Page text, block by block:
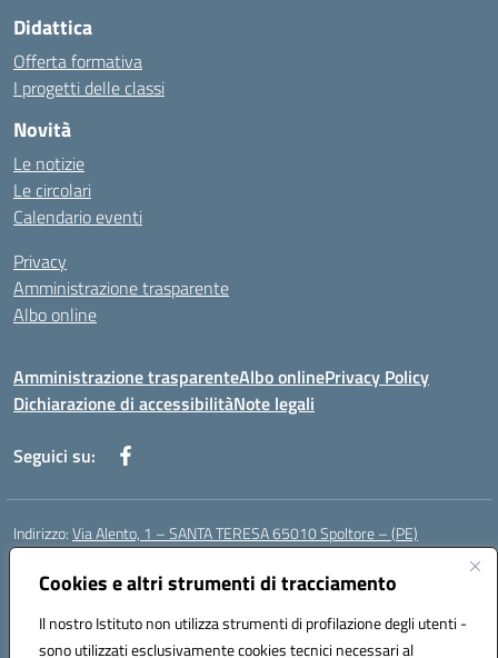
Cookies e altri strumenti di tracciamento
Il nostro Istituto non utilizza strumenti di profilazione degli utenti -
sono utilizzati esclusivamente cookies tecnici necessari al
Didattica
Offerta formativa
I progetti delle classi
Novità
Le notizie
Le circolari
Calendario eventi
Privacy
Amministrazione trasparente
Albo online
Amministrazione trasparenteAlbo onlinePrivacy Policy
Dichiarazione di accessibilitàNote legali
Seguici su:
Indirizzo:Via Alento, 1 – SANTA TERESA 65010 Spoltore – (PE)
Centralino:
Posta elettronica certificata (PEC):peee052003@pec.istruzione.it
Codice fiscale: 80006490686
Codice meccanografico:peee052003